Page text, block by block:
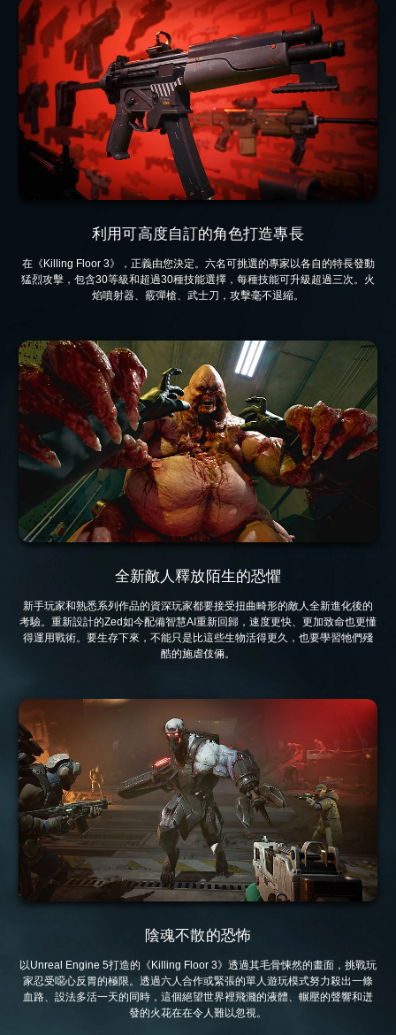
利用可高度自訂的角色打造專長
在《Killing Floor 3》，正義由您決定。六名可挑選的專家以各自的特長發動
猛烈攻擊，包含30等級和超過30種技能選擇，每種技能可升級超過三次。火
焰噴射器、霰彈槍、武士刀，攻擊毫不退縮。
全新敵人釋放陌生的恐懼
新手玩家和熟悉系列作品的資深玩家都要接受扭曲畸形的敵人全新進化後的
考驗。重新設計的Zed如今配備智慧AI重新回歸，速度更快、更加致命也更懂
得運用戰術。要生存下來，不能只是比這些生物活得更久，也要學習牠們殘
酷的施虐伎倆。
陰魂不散的恐怖
以Unreal Engine 5打造的《Killing Floor 3》透過其毛骨悚然的畫面，挑戰玩
家忍受噁心反胃的極限。透過六人合作或緊張的單人遊玩模式努力殺出一條
血路、設法多活一天的同時，這個絕望世界裡飛濺的液體、輾壓的聲響和迸
發的火花在在令人難以忽視。